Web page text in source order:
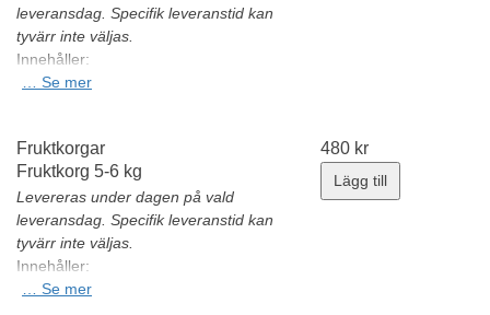
leveransdag. Specifik leveranstid kan
tyvärr inte väljas.
Innehåller:
Ekologiska bananer
Apelsiner
Vindruvor kärnfria
Plommon
Säsongsfrukter
Minsta antal: 1 st
Se mer
Fruktkorgar
Fruktkorg 5-6 kg
Levereras under dagen på vald
leveransdag. Specifik leveranstid kan
tyvärr inte väljas.
Innehåller:
Ekologiska bananer
Se mer
480 kr
Lägg till